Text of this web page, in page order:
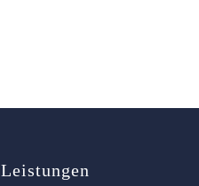
Leistungen